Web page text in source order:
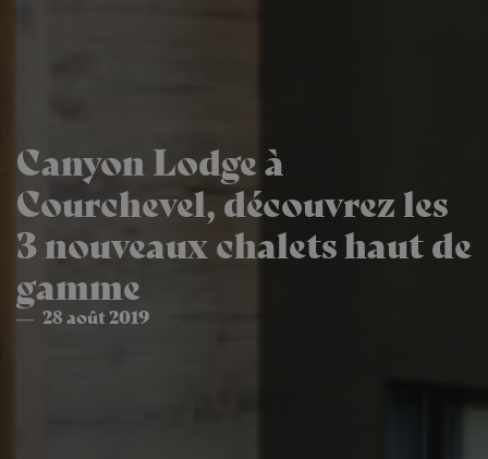
Canyon Lodge à
Courchevel, découvrez les
3 nouveaux chalets haut de
gamme
28 août 2019